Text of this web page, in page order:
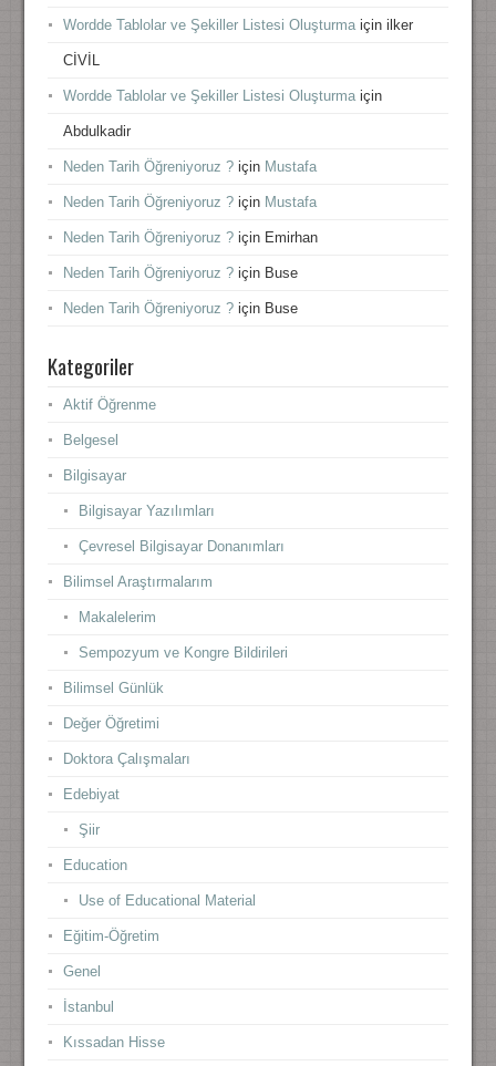
Wordde Tablolar ve Şekiller Listesi Oluşturmaiçin ilker
CİVİL
Wordde Tablolar ve Şekiller Listesi Oluşturmaiçin
Abdulkadir
Neden Tarih Öğreniyoruz ?için Mustafa
Neden Tarih Öğreniyoruz ?için Mustafa
Neden Tarih Öğreniyoruz ?için Emirhan
Neden Tarih Öğreniyoruz ?için Buse
Neden Tarih Öğreniyoruz ?için Buse
Kategoriler
Aktif Öğrenme
Belgesel
Bilgisayar
Bilgisayar Yazılımları
Çevresel Bilgisayar Donanımları
Bilimsel Araştırmalarım
Makalelerim
Sempozyum ve Kongre Bildirileri
Bilimsel Günlük
Değer Öğretimi
Doktora Çalışmaları
Edebiyat
Şiir
Education
Use of Educational Material
Eğitim-Öğretim
Genel
İstanbul
Kıssadan Hisse